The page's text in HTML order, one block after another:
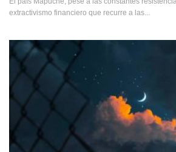
extractivismo financiero que recurre a las...